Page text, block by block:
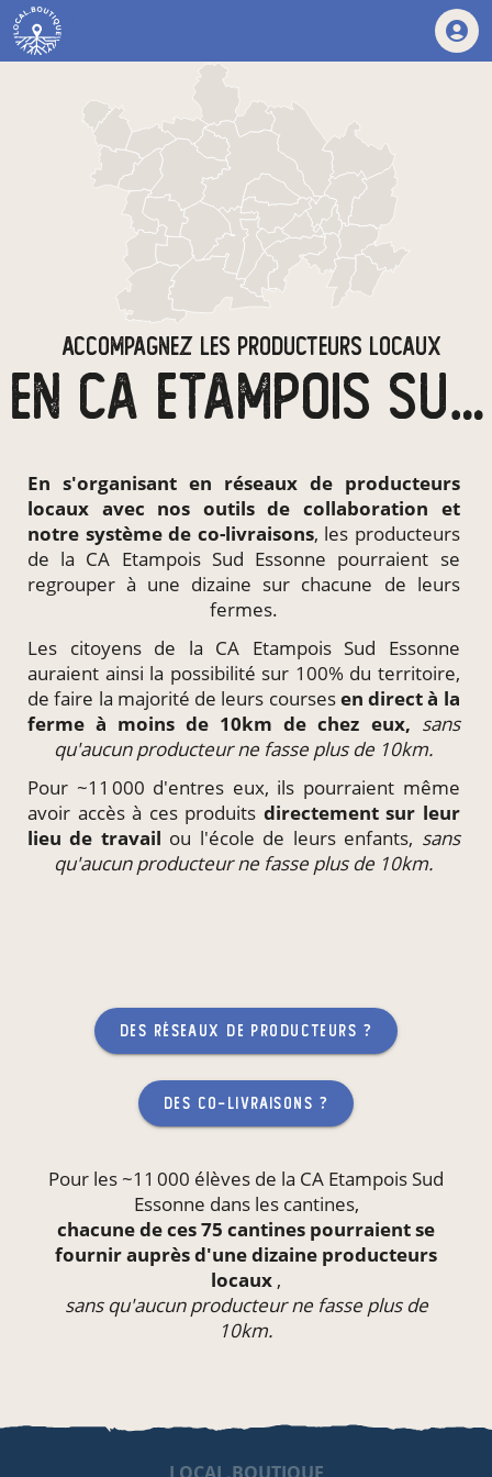
ACCOMPAGNEZ LES PRODUCTEURS LOCAUX
EN CA ETAMPOIS SUD ESSONNE
En s'organisant en réseaux de producteurs
locaux avec nos outils de collaboration et
notre système de co-livraisons, les producteurs
de la CA Etampois Sud Essonne pourraient se
regrouper à une dizaine sur chacune de leurs
fermes.
Les citoyens de la CA Etampois Sud Essonne
auraient ainsi la possibilité sur 100% du territoire,
de faire la majorité de leurs coursesen direct à la
ferme à moins de 10km de chez eux, sans
qu'aucun producteur ne fasse plus de 10km.
Pour ~11 000 d'entres eux, ils pourraient même
avoir accès à ces produits directementsur leur
lieu de travail ou l'école de leurs enfants, sans
qu'aucun producteur ne fasse plus de 10km.
des réseaux de producteurs ?
des co-livraisons ?
Pour les ~11 000 élèves de la CA Etampois Sud
Essonne dans les cantines,
chacune de ces 75 cantines pourraient se
fournir auprès d'une dizaine producteurs
locaux ,
sans qu'aucun producteur ne fasse plus de
10km.